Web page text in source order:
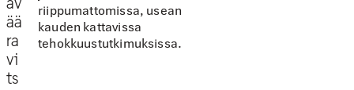
ää
ra
vi
ts
riippumattomissa, usean
kauden kattavissa
tehokkuustutkimuksissa.